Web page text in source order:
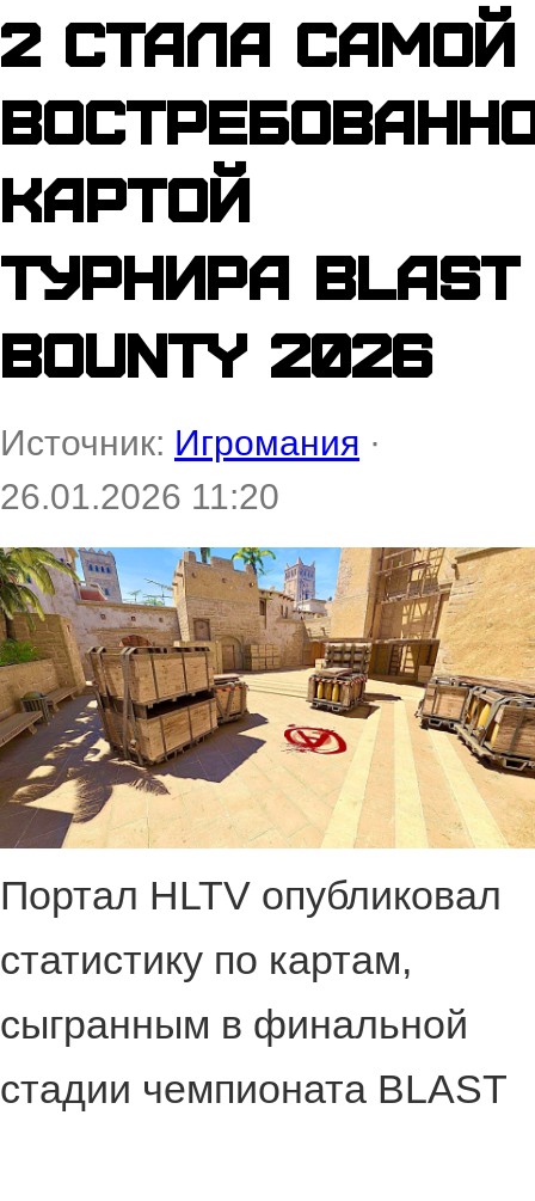
2 стала самой
картой
турнира BLAST
Bounty 2026
Источник: Игромания ·
26.01.2026 11:20
Портал HLTV опубликовал
статистику по картам,
сыгранным в финальной
стадии чемпионата BLAST